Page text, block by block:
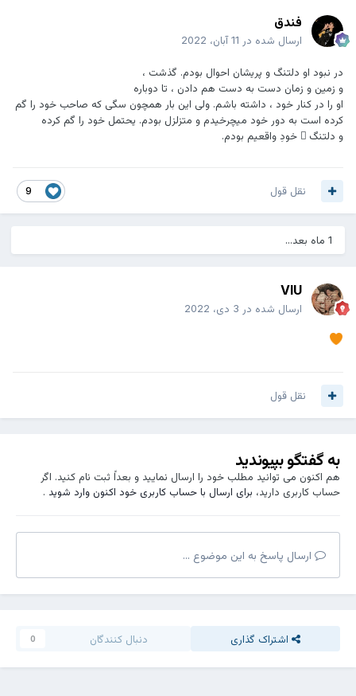
فندق
ارسال شده در 11 آبان، 2022
در نبود او دلتنگ و پریشان احوال بودم. گذشت ،
و زمین و زمان دست به دست هم دادن ، تا دوباره
او را در کنار خود ، داشته باشم. ولی این بار همچون سگی که صاحب خود را گم
کرده است به دور خود میچرخیدم و متزلزل بودم. یحتمل خود را گم کرده
و دلتنگ ِ خودِ واقعیم بودم.
9 نقل قول
VIU
ارسال شده در 3 دی، 2022
نقل قول
به گفتگو بپیوندید
هم اکنون می توانید مطلب خود را ارسال نمایید و بعداً ثبت نام کنید. اگر
حساب کاربری دارید، برای ارسال با حساب کاربری خود اکنون وارد شوید.
ارسال پاسخ به این موضوع ...
اشتراک گذاری دنبال کنندگان 0